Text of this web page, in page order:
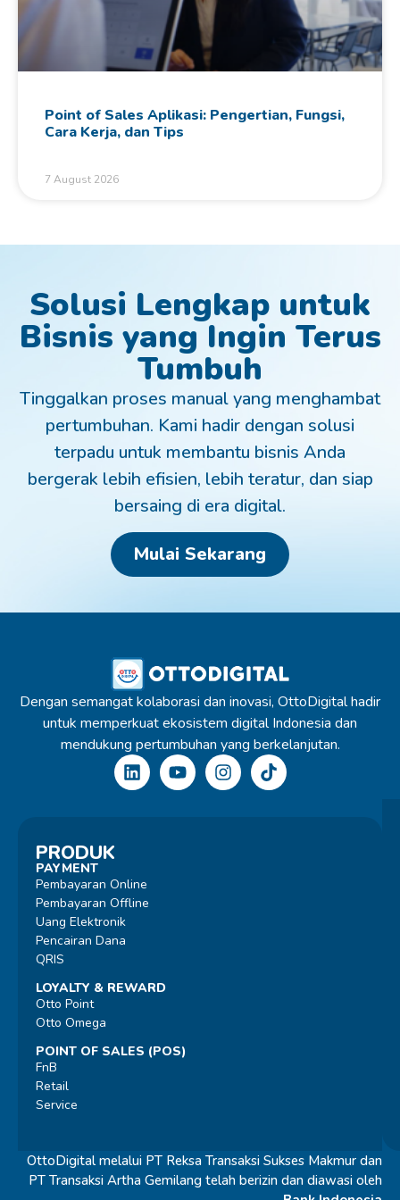
Point of Sales Aplikasi: Pengertian, Fungsi,
Cara Kerja, dan Tips
7 August 2026
Solusi Lengkap untuk
Bisnis yang Ingin Terus
Tumbuh
Tinggalkan proses manual yang menghambat
pertumbuhan. Kami hadir dengan solusi
terpadu untuk membantu bisnis Anda
bergerak lebih efisien, lebih teratur, dan siap
bersaing di era digital.
Mulai Sekarang
Dengan semangat kolaborasi dan inovasi, OttoDigital hadir
untuk memperkuat ekosistem digital Indonesia dan
mendukung pertumbuhan yang berkelanjutan.
PRODUK
PAYMENT
Pembayaran Online
Pembayaran Offline
Uang Elektronik
Pencairan Dana
QRIS
LOYALTY & REWARD
Otto Point
Otto Omega
POINT OF SALES (POS)
FnB
Retail
Service
OttoDigital melalui PT Reksa Transaksi Sukses Makmur dan
PT Transaksi Artha Gemilang telah berizin dan diawasi oleh